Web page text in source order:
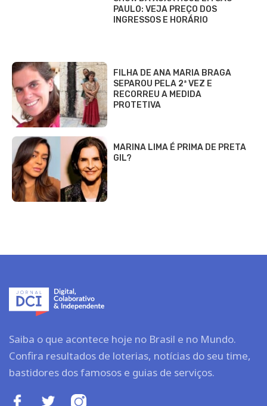
PAULO: VEJA PREÇO DOS
INGRESSOS E HORÁRIO
FILHA DE ANA MARIA BRAGA
SEPAROU PELA 2ª VEZ E
RECORREU A MEDIDA
PROTETIVA
MARINA LIMA É PRIMA DE PRETA
GIL?
Saiba o que acontece hoje no Brasil e no Mundo.
Confira resultados de loterias, notícias do seu time,
bastidores dos famosos e guias de serviços.